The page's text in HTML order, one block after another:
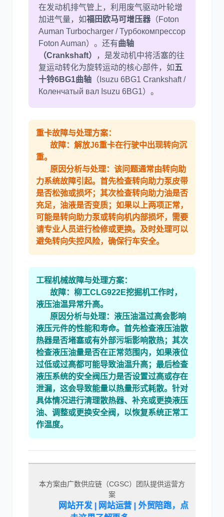
在发动机排气管上，利用废气驱动叶轮增
加进气量，如福田欧马可增压器（Foton
Auman Turbocharger / Турбокомпрессор
Foton Auman）。还有曲轴
（Crankshaft）
，是发动机中将活塞的往
复运动转化为旋转运动的核心部件，如 五
十铃6BG1曲轴 （Isuzu 6BG1 Crankshaft /
Коленчатый вал Isuzu 6BG1）。
重卡故障与处理方案：
故障： 解放J6重卡在行驶中出现转向沉
重。
原因分析与处理： 该问题通常由转向助
力系统故障引起。首先检查转向助力泵皮带
是否松弛或损坏；其次检查转向助力油是否
充足，油液是否变质；如果以上两项正常，
可能是转向助力泵或转向机内部损坏，需要
请专业人员进行检修或更换。及时处理可以
避免转向失控风险，确保行车安全。
工程机械故障与处理方案：
故障： 柳工CLG922E挖掘机工作时，
液压油温异常升高。
原因分析与处理： 液压油温过高会影响
液压元件的性能和寿命。首先检查液压油散
热器是否堵塞或有外部污垢影响散热；其次
检查液压油量是否在正常范围内，如果液位
过低或过高都可能导致油温升高；最后检查
液压系统的安全阀压力是否设置过高或存在
泄漏，这会导致能量以热量形式耗散。针对
具体情况进行清理散热器、补充或更换液压
油、调整或更换安全阀，以恢复系统正常工
作温度。
本方案由广数供应链（CGSC）团队提供运营方
案
网站开发 | 网站运营 | 外贸陪跑，点